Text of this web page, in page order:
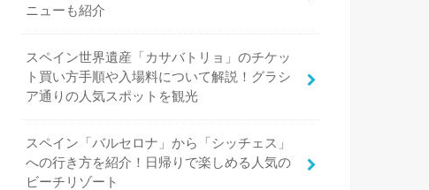
ニューも紹介
スペイン世界遺産「カサバトリョ」のチケッ
ト買い方手順や入場料について解説！グラシ
ア通りの人気スポットを観光
スペイン「バルセロナ」から「シッチェス」
への行き方を紹介！日帰りで楽しめる人気の
ビーチリゾート